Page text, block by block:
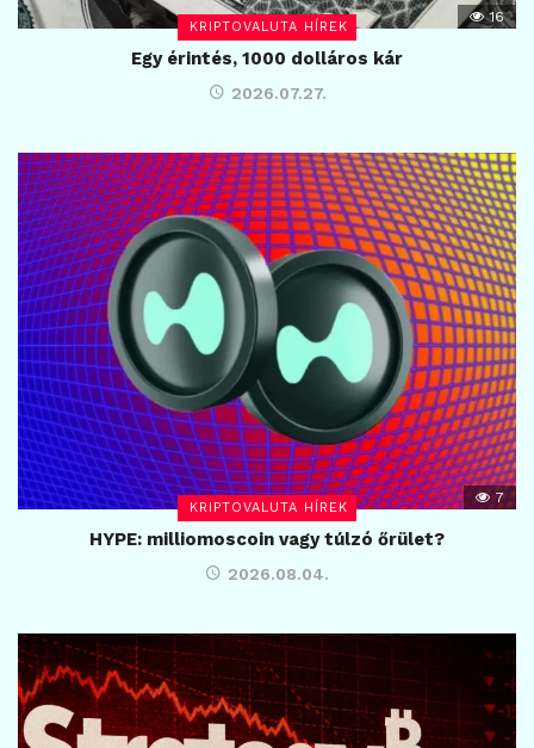
KRIPTOVALUTA HÍREK
16
Egy érintés, 1000 dolláros kár
2026.07.27.
KRIPTOVALUTA HÍREK
7
HYPE: milliomoscoin vagy túlzó őrület?
2026.08.04.